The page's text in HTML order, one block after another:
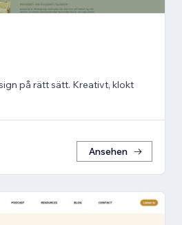
på rätt sätt. Kreativt, klokt
Ansehen